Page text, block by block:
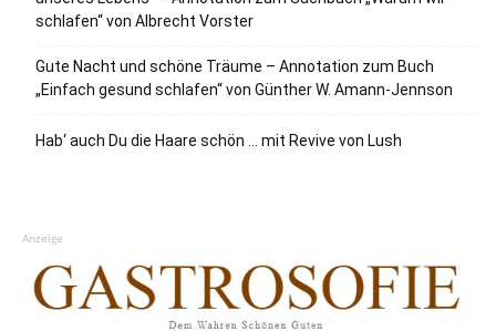
schlafen“ von Albrecht Vorster
Gute Nacht und schöne Träume – Annotation zum Buch
„Einfach gesund schlafen“ von Günther W. Amann-Jennson
Hab‘ auch Du die Haare schön … mit Revive von Lush
Anzeige